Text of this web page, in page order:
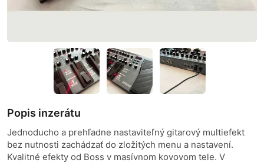
Popis inzerátu
Jednoducho a prehľadne nastaviteľný gitarový multiefekt
bez nutnosti zachádzať do zložitých menu a nastavení.
Kvalitné efekty od Boss v masívnom kovovom tele. V